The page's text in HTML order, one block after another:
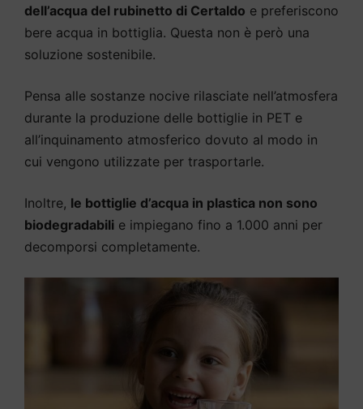
dell’acqua del rubinetto di Certaldo e preferiscono
bere acqua in bottiglia. Questa non è però una
soluzione sostenibile.
Pensa alle sostanze nocive rilasciate nell’atmosfera
durante la produzione delle bottiglie in PET e
all’inquinamento atmosferico dovuto al modo in
cui vengono utilizzate per trasportarle.
Inoltre, le bottiglie d’acqua in plastica non sono
biodegradabili e impiegano fino a 1.000 anni per
decomporsi completamente.